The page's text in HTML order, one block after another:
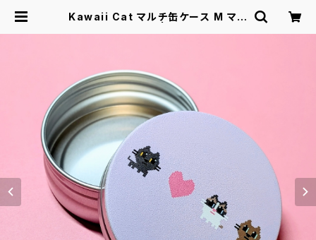
Kawaii Cat マルチ缶ケース M マカ